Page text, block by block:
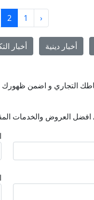
‹
1
2
أخبار دينية أخبار
نشاطك التجاري و اضمن
افضل العروض والخدمات